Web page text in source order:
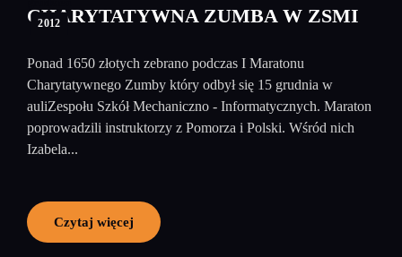
2012
CHARYTATYWNA ZUMBA W ZSMI
Ponad 1650 złotych zebrano podczas I Maratonu
Charytatywnego Zumby który odbył się 15 grudnia w
auliZespołu Szkół Mechaniczno - Informatycznych. Maraton
poprowadzili instruktorzy z Pomorza i Polski. Wśród nich
Izabela...
Czytaj więcej